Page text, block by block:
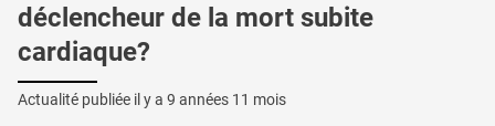
déclencheur de la mort subite
cardiaque?
Actualité publiée il y a 9 années 11 mois